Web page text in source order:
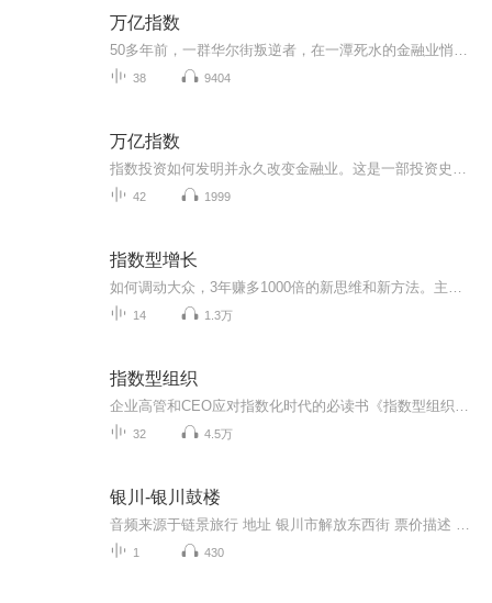
万亿指数
38 9404
万亿指数
42 1999
指数型增长
14 1.3万
指数型组织
32 4.5万
银川-银川鼓楼
1 430